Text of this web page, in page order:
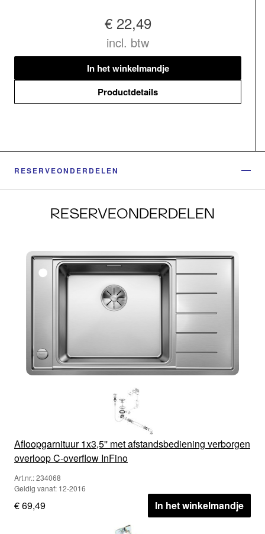
€ 22,49
incl. btw
In het winkelmandje
Productdetails
RESERVEONDERDELEN
RESERVEONDERDELEN
Afloopgarnituur 1x3,5'' met afstandsbediening verborgen
overloop C-overflow InFino
Art.nr.: 234068
Geldig vanaf: 12-2016
€ 69,49 In het winkelmandje